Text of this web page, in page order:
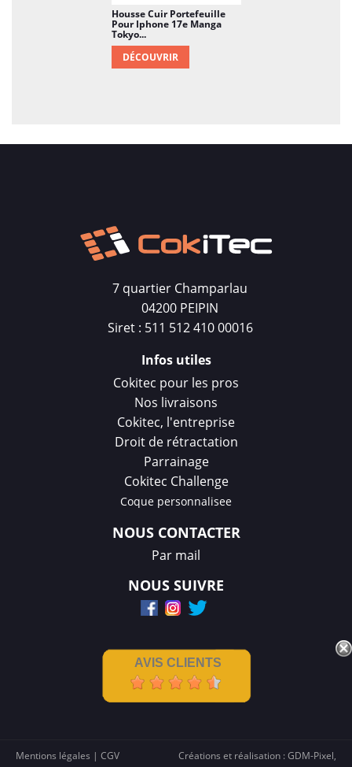
Housse Cuir Portefeuille
Pour Iphone 17e Manga
Tokyo...
DÉCOUVRIR
7 quartier Champarlau
04200 PEIPIN
Siret : 511 512 410 00016
Infos utiles
Cokitec pour les pros
Nos livraisons
Cokitec, l'entreprise
Droit de rétractation
Parrainage
Cokitec Challenge
Coque personnalisee
NOUS CONTACTER
Par mail
NOUS SUIVRE
AVIS CLIENTS
Mentions légales | CGV Créations et réalisation :GDM-Pixel,